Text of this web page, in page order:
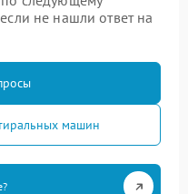
если не нашли ответ на
машин